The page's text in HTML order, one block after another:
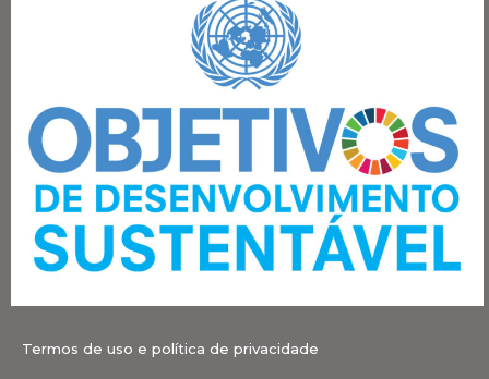
Termos de uso e política de privacidade